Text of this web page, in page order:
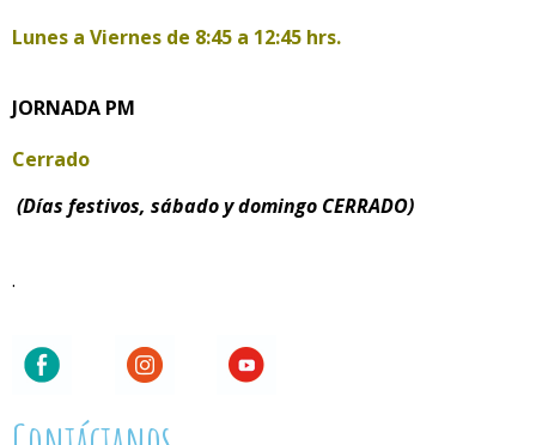
Lunes a Viernes de 8:45 a 12:45 hrs.
JORNADA PM
Cerrado
(Días festivos, sábado y domingo CERRADO)
.